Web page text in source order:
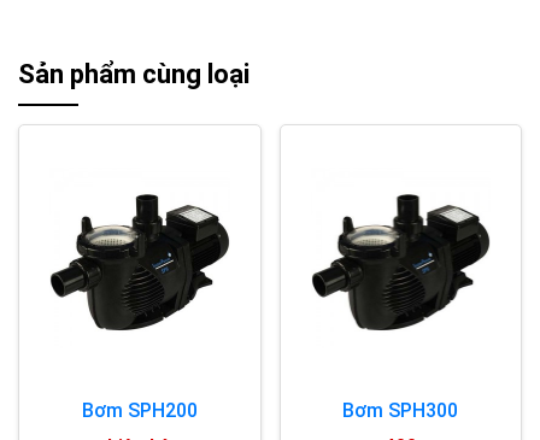
Sản phẩm cùng loại
Bơm SPH200 Bơm SPH300